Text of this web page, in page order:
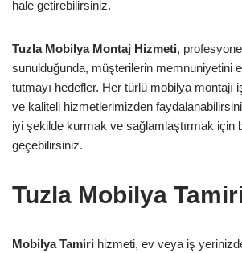
hale getirebilirsiniz.
Tuzla Mobilya Montaj Hizmeti,
sunulduğunda, müşterilerin memnuniyetini
tutmayı hedefler. Her türlü mobilya montajı
ve kaliteli hizmetlerimizden
iyi şekilde kurmak ve sağlamlaştırmak için
geçebilirsiniz.
Tuzla Mobilya
Mobilya Tamiri hizmeti, ev veya iş